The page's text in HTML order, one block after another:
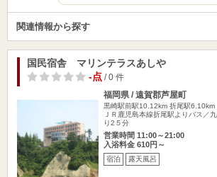
関連情報から探す
国民宿舎 マリンテラスあしや
-点/ 0 件
福岡県 / 遠賀郡芦屋町
黒崎駅前駅10.12km 折尾駅6.10km
ＪＲ鹿児島本線折尾駅よりバス／
り2５分
営業時間 11:00～21:00
入浴料金 610円～
宿泊 露天風呂